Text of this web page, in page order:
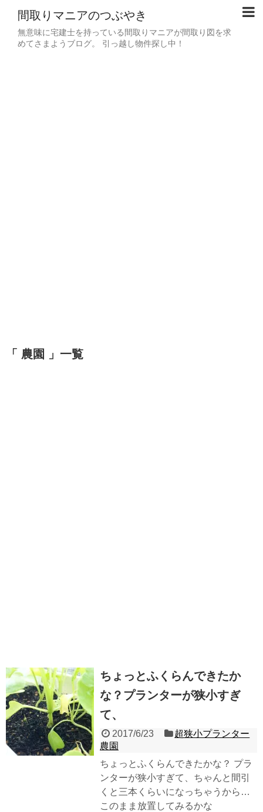
間取りマニアのつぶやき
無意味に宅建士を持っている間取りマニアが間取り図を求
めてさまようブログ。 引っ越し物件探し中！
「 農園 」一覧
ちょっとふくらんできたか
な？プランターが狭小すぎ
て、
2017/6/23
超狭小プランター
農園
ちょっとふくらんできたかな？ プラ
ンターが狭小すぎて、ちゃんと間引
くと三本くらいになっちゃうから…
このまま放置してみるかな